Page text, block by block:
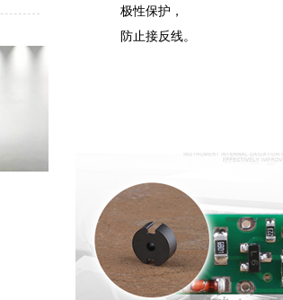
极性保护，
防止接反线。